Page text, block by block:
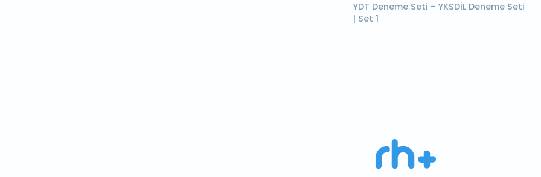
YDT Deneme Seti - YKSDİL Deneme Seti
| Set 1